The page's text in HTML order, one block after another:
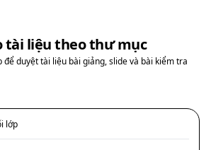
tài liệu theo thư mục
để duyệt tài liệu bài giảng, slide và bài kiểm tra
lớp